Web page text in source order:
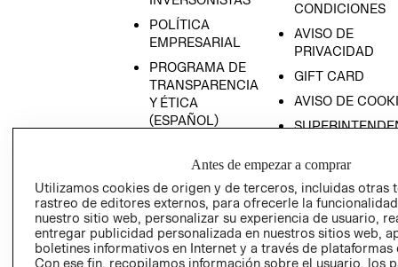
POLÍTICA
EMPRESARIAL
PROGRAMA DE
TRANSPARENCIA
Y ÉTICA
(ESPAÑOL)
TRANSPARENCIA
Y ÉTICA (INGLÉS)
CONDICIONES
AVISO DE
PRIVACIDAD
GIFT CARD
AVISO DE
COMERCIO - SIC
PETICIONES
QUEJAS Y
RECLAMOS
Antes de empezar a comprar
Utilizamos cookies de origen y de terceros, incluidas otras
rastreo de editores externos, para ofrecerle la
nuestro sitio web, personalizar su experiencia de usuario,
entregar publicidad personalizada en nuestros sitios web,
boletines informativos en Internet y a través de plataformas
Con ese fin, recopilamos información sobre el usuario, los